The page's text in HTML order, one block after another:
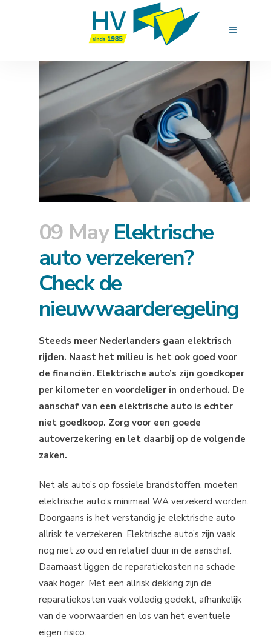
09 MayElektrische
auto verzekeren?
Check de
nieuwwaarderegeling
Steeds meer Nederlanders gaan elektrisch
rijden. Naast het milieu is het ook goed voor
de financiën. Elektrische auto’s zijn goedkoper
per kilometer en voordeliger in onderhoud. De
aanschaf van een elektrische auto is echter
niet goedkoop. Zorg voor een goede
autoverzekering en let daarbij op de volgende
zaken.
Net als auto’s op fossiele brandstoffen, moeten
elektrische auto’s minimaal WA verzekerd worden.
Doorgaans is het verstandig je elektrische auto
allrisk te verzekeren. Elektrische auto’s zijn vaak
nog niet zo oud en relatief duur in de aanschaf.
Daarnaast liggen de reparatiekosten na schade
vaak hoger. Met een allrisk dekking zijn de
reparatiekosten vaak volledig gedekt, afhankelijk
van de voorwaarden en los van het eventuele
eigen risico.